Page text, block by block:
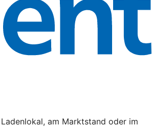
am Marktstand oder im